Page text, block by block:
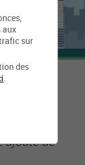
aux
sur
des
.
de
ajouté de